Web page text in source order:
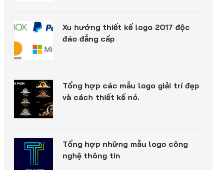
Xu hướng thiết kế logo 2017 độc
đáo đẳng cấp
Tổng hợp các mẫu logo giải trí đẹp
và cách thiết kế nó.
Tổng hợp những mẫu logo công
nghệ thông tin